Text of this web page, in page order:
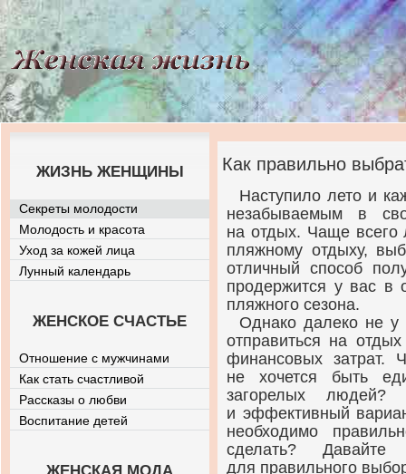
Как правильно
Наступило лето и
незабываемым в
на отдых. Чаще всего
пляжному отдыху,
отличный способ
продержится у вас в
пляжного сезона.
Однако далеко не у
отправиться на
финансовых затрат.
не хочется быть
загорелых людей?
и эффективный
необходимо
сделать? Давайте
для правильного
ЖИЗНЬ ЖЕНЩИНЫ
Секреты молодости
Молодость и красота
Уход за кожей лица
Лунный календарь
ЖЕНСКОЕ СЧАСТЬЕ
Отношение с мужчинами
Как стать счастливой
Рассказы о любви
Воспитание детей